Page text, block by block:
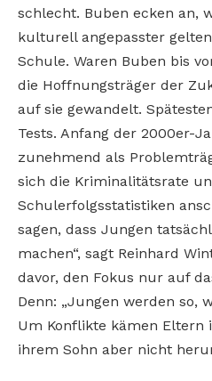
schlecht. Buben ecken an,
kulturell angepasster
Schule. Waren Buben bis
die Hoffnungsträger der
auf sie gewandelt.
Tests. Anfang der 2000er-
zunehmend als
sich die Kriminalitätsrate
Schulerfolgsstatistiken
sagen, dass Jungen
machen“, sagt Reinhard
davor, den Fokus nur auf
Denn: „Jungen werden so,
Um Konflikte kämen Eltern
ihrem Sohn aber nicht